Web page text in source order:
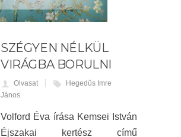
SZÉGYEN NÉLKÜL
VIRÁGBA BORULNI
Olvasat
Hegedűs Imre
János
Volford Éva írása Kemsei István
Éjszakai kertész című